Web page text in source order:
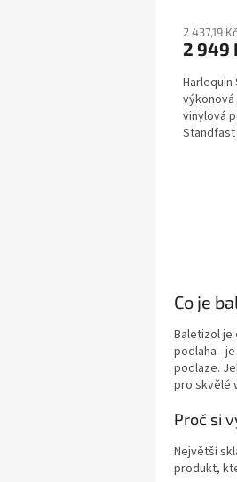
2 437,19
2 949
vinylová
Co je
Baletizol je
podlaha -
podlaze.
pro skvělé
Proč si
Největší
produkt,